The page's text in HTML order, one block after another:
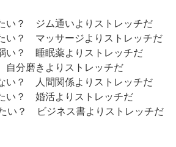
い？ ジム通いよりストレッチだ
い？ マッサージよりストレッチだ
い？ 睡眠薬よりストレッチだ
分磨きよりストレッチだ
い？ 人間関係よりストレッチだ
い？ 婚活よりストレッチだ
い？ ビジネス書よりストレッチだ